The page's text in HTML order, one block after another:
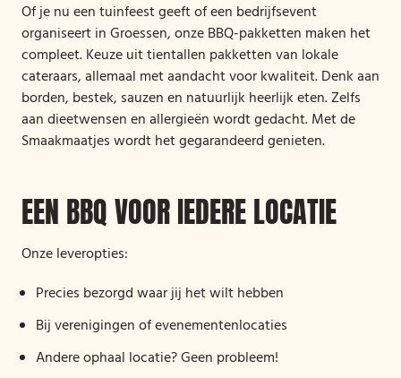
Of je nu een tuinfeest geeft of een bedrijfsevent
organiseert in Groessen, onze BBQ-pakketten maken het
compleet. Keuze uit tientallen pakketten van lokale
cateraars, allemaal met aandacht voor kwaliteit. Denk aan
borden, bestek, sauzen en natuurlijk heerlijk eten. Zelfs
aan dieetwensen en allergieën wordt gedacht. Met de
Smaakmaatjes wordt het gegarandeerd genieten.
EEN BBQ VOOR IEDERE LOCATIE
Onze leveropties:
Precies bezorgd waar jij het wilt hebben
Bij verenigingen of evenementenlocaties
Andere ophaal locatie? Geen probleem!